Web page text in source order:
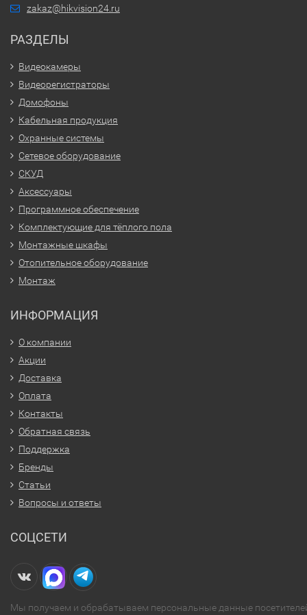
zakaz@hikvision24.ru
РАЗДЕЛЫ
Видеокамеры
Видеорегистраторы
Домофоны
Кабельная продукция
Охранные системы
Сетевое оборудование
СКУД
Аксессуары
Программное обеспечение
Комплектующие для тёплого пола
Монтажные шкафы
Отопительное оборудование
Монтаж
ИНФОРМАЦИЯ
О компании
Акции
Доставка
Оплата
Контакты
Обратная связь
Поддержка
Бренды
Статьи
Вопросы и ответы
СОЦСЕТИ
Мы получаем и обрабатываем персональные данные